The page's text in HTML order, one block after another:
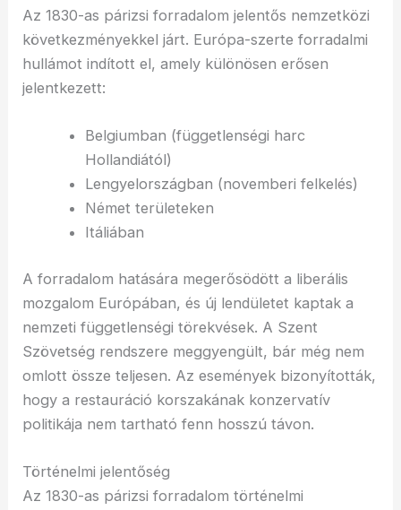
Az 1830-as párizsi forradalom jelentős nemzetközi
következményekkel járt. Európa-szerte forradalmi
hullámot indított el, amely különösen erősen
jelentkezett:
Belgiumban (függetlenségi harc
Hollandiától)
Lengyelországban (novemberi felkelés)
Német területeken
Itáliában
A forradalom hatására megerősödött a liberális
mozgalom Európában, és új lendületet kaptak a
nemzeti függetlenségi törekvések. A Szent
Szövetség rendszere meggyengült, bár még nem
omlott össze teljesen. Az események bizonyították,
hogy a restauráció korszakának konzervatív
politikája nem tartható fenn hosszú távon.
Történelmi jelentőség
Az 1830-as párizsi forradalom történelmi